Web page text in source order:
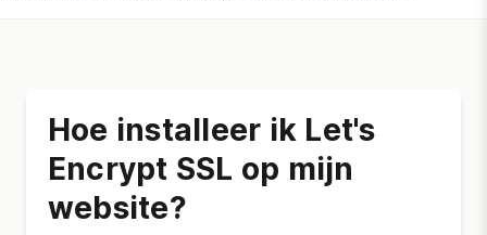
Hoe installeer ik Let's
Encrypt SSL op mijn
website?